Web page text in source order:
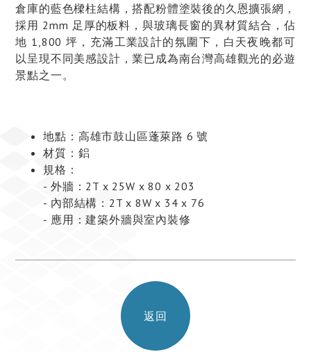
倉庫的藍色樑柱結構，搭配粉體塗裝後的久恩擴張網，
採用 2mm 足厚的板料，與玻璃長窗的異材質結合，佔
地 1,800 坪，充滿工業設計的氛圍下，白天夜晚都可
以呈現不同美感設計，業已成為南台灣高雄觀光的必遊
景點之一。
地點：高雄市鼓山區蓬萊路 6 號
材質：鋁
規格：
- 外牆：2T x 25W x 80 x 203
- 內部結構：2T x 8W x 34 x 76
- 應用：建築外牆與室內裝修
返回